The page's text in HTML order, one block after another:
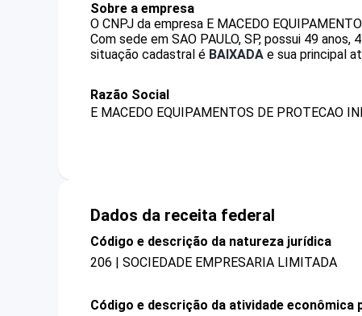
Sobre a empresa
O CNPJ da empresa E MACEDO
Com sede em SAO PAULO, SP, possui 49
situação cadastral é BAIXADA e sua principal
Razão Social
E MACEDO EQUIPAMENTOS DE PROTECAO
Dados da receita federal
Código e descrição da natureza jurídica
206 | SOCIEDADE EMPRESARIA LIMITADA
Código e descrição da atividade econômica